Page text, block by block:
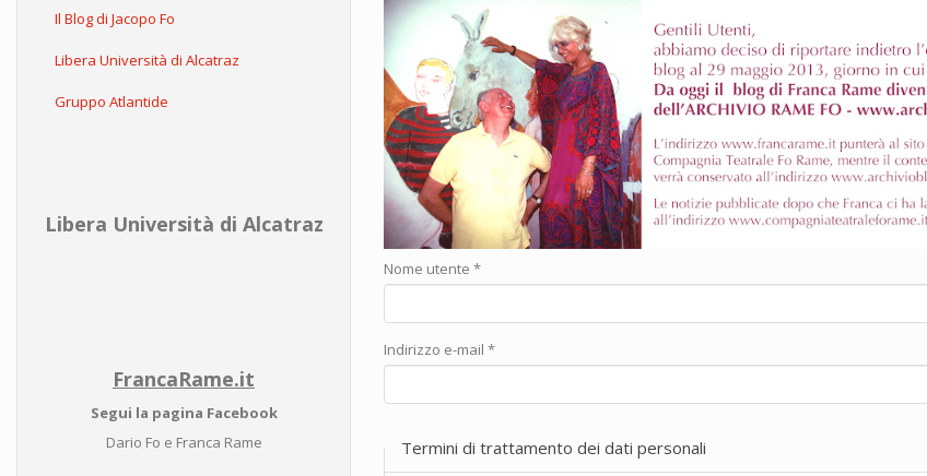
Il Blog di Jacopo Fo
Libera Università di Alcatraz
Gruppo Atlantide
Libera Università di Alcatraz
FrancaRame.it
Segui la pagina Facebook
Dario Fo e Franca Rame
Nome utente *
Indirizzo e-mail *
Termini di trattamento dei dati personali